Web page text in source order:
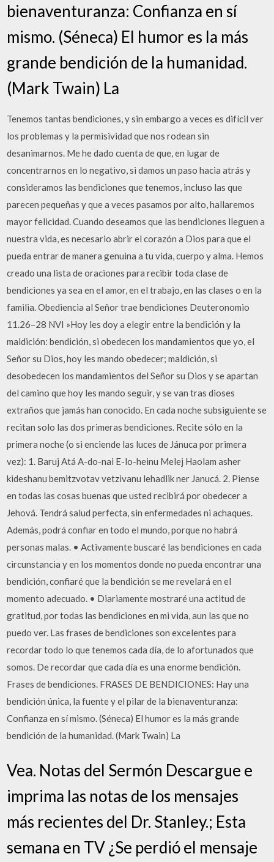
bienaventuranza: Confianza en sí
mismo. (Séneca) El humor es la más
grande bendición de la humanidad.
(Mark Twain) La
Tenemos tantas bendiciones, y sin embargo a veces es difícil ver
los problemas y la permisividad que nos rodean sin
desanimarnos. Me he dado cuenta de que, en lugar de
concentrarnos en lo negativo, si damos un paso hacia atrás y
consideramos las bendiciones que tenemos, incluso las que
parecen pequeñas y que a veces pasamos por alto, hallaremos
mayor felicidad. Cuando deseamos que las bendiciones lleguen a
nuestra vida, es necesario abrir el corazón a Dios para que el
pueda entrar de manera genuina a tu vida, cuerpo y alma. Hemos
creado una lista de oraciones para recibir toda clase de
bendiciones ya sea en el amor, en el trabajo, en las clases o en la
familia. Obediencia al Señor trae bendiciones Deuteronomio
11.26–28 NVI »Hoy les doy a elegir entre la bendición y la
maldición: bendición, si obedecen los mandamientos que yo, el
Señor su Dios, hoy les mando obedecer; maldición, si
desobedecen los mandamientos del Señor su Dios y se apartan
del camino que hoy les mando seguir, y se van tras dioses
extraños que jamás han conocido. En cada noche subsiguiente se
recitan solo las dos primeras bendiciones. Recite sólo en la
primera noche (o si enciende las luces de Jánuca por primera
vez): 1. Baruj Atá A-do-nai E-lo-heinu Melej Haolam asher
kideshanu bemitzvotav vetzivanu lehadlik ner Janucá. 2. Piense
en todas las cosas buenas que usted recibirá por obedecer a
Jehová. Tendrá salud perfecta, sin enfermedades ni achaques.
Además, podrá confiar en todo el mundo, porque no habrá
personas malas. • Activamente buscaré las bendiciones en cada
circunstancia y en los momentos donde no pueda encontrar una
bendición, confiaré que la bendición se me revelará en el
momento adecuado. • Diariamente mostraré una actitud de
gratitud, por todas las bendiciones en mi vida, aun las que no
puedo ver. Las frases de bendiciones son excelentes para
recordar todo lo que tenemos cada día, de lo afortunados que
somos. De recordar que cada día es una enorme bendición.
Frases de bendiciones. FRASES DE BENDICIONES: Hay una
bendición única, la fuente y el pilar de la bienaventuranza:
Confianza en sí mismo. (Séneca) El humor es la más grande
bendición de la humanidad. (Mark Twain) La
Vea. Notas del Sermón Descargue e
imprima las notas de los mensajes
más recientes del Dr. Stanley.; Esta
semana en TV ¿Se perdió el mensaje